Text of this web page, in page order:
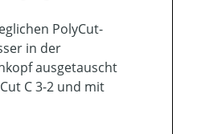
PolyCut-
in der
ausgetauscht
C 3-2 und mit